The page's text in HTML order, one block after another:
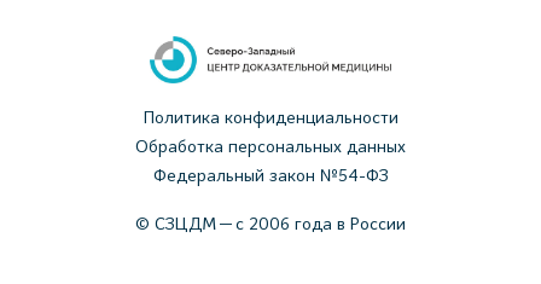
Политика конфиденциальности
Обработка персональных данных
Федеральный закон №54-ФЗ
© СЗЦДМ — с 2006 года в России